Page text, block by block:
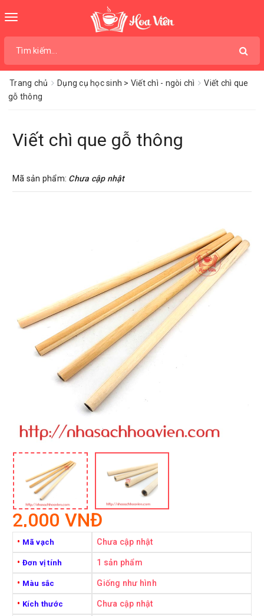
Toggle
Trang chủ Dụng cụ học sinh > Viết chì - ngòi chì
Viết chì que
gỗ thông
Viết chì que gỗ thông
Mã sản phẩm: Chưa cập nhật
2,000 VNĐ
• Mã vạch Chưa cập nhật
• Đơn vị tính 1 sản phẩm
• Màu sắc Giống như hình
• Kích thước Chưa cập nhật